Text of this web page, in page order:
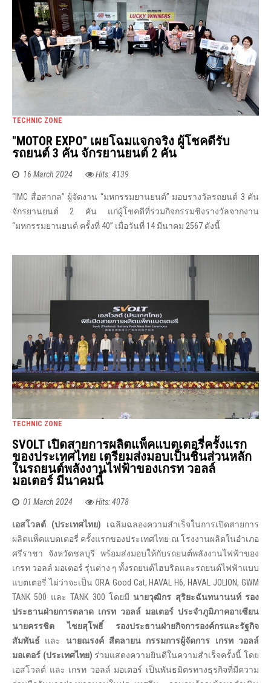
TECHNIC ZONE
"MOTOR EXPO" เผยโฉมแจกจริง ผู้โชคดีรับ
รถยนต์ 3 คัน จักรยานยนต์ 2 คัน
16 March 2024 Hits: 4139
“IMC สื่อสากล” ผู้จัดงาน “มหกรรมยานยนต์” มอบรางวัลรถยนต์ 3 คัน
จักรยานยนต์ 2 คัน แก่ผู้โชคดีที่ร่วมกิจกรรมชิงรางวัลจากงาน
“มหกรรมยานยนต์ ครั้งที่ 40” เมื่อวันที่ 14 มีนาคม 2567 ดังนี้
TECHNIC ZONE
SVOLT เปิดสายการผลิตแพ็คแบตเตอรี่ครั้งแรก
ของประเทศไทย เตรียมส่งมอบเป็นชิ้นส่วนหลัก
ในรถยนต์พลังงานไฟฟ้าของเกรท วอลล์
มอเตอร์ มีนาคมนี้
01 March 2024 Hits: 4078
เอสโวลต์ (ประเทศไทย) เฉลิมฉลองความสำเร็จในการเปิดสายการ
ผลิตแพ็คแบตเตอรี่ ครั้งแรกของประเทศไทย ณ โรงงานผลิตในอำเภอ
ศรีราชา จังหวัดชลบุรี พร้อมส่งมอบให้กับรถยนต์พลังงานไฟฟ้าของ
เกรท วอลล์ มอเตอร์ รุ่นต่าง ๆ ทั้งรถยนต์ไฮบริดและรถยนต์ไฟฟ้าแบบ
แบตเตอรี่ ไม่ว่าจะเป็น ORA Good Cat, HAVAL H6, HAVAL JOLION, GWM
TANK 500 และ TANK 300 โดยมี นายวุฒิกร สุริยะฉันทนานนท์ รอง
ประธานฝ่ายการตลาด เกรท วอลล์ มอเตอร์ ประจำภูมิภาคอาเซียน
นายครรชิต ไชยสุโพธิ์ รองประธานฝ่ายกิจการองค์กรและรัฐกิจ
สัมพันธ์ และ นายณรงค์ สีตลายน กรรมการผู้จัดการ เกรท วอลล์
มอเตอร์ (ประเทศไทย) ร่วมแสดงความยินดีในความสำเร็จครั้งนี้ โดย
เอสโวลต์ และ เกรท วอลล์ มอเตอร์ เป็นพันธมิตรทางธุรกิจที่มีความ